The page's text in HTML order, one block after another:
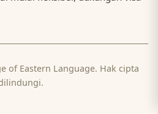
of Eastern Language. Hak cipta